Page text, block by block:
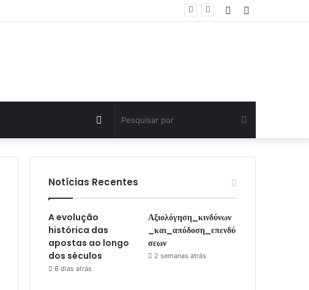
Artigo
Pesquisar
por
Artigo
Aleatório
Notícias Recentes
A evolução
histórica das
apostas ao longo
dos séculos
6 dias atrás
Αξιολόγηση_κινδύνων
_και_απόδοση_επενδύ
σεων
2 semanas atrás